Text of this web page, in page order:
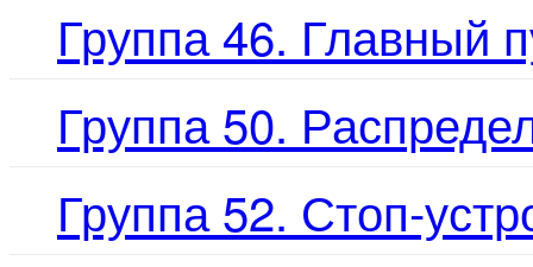
Группа 46. Главный
Группа 50.
Группа 52. Стоп-